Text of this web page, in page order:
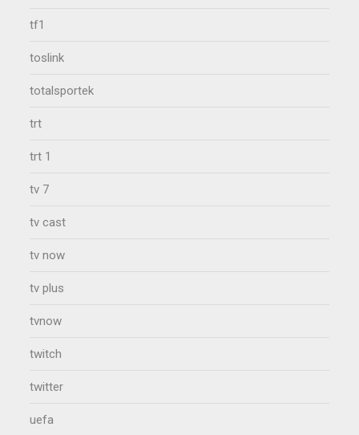
tf1
toslink
totalsportek
trt
trt 1
tv 7
tv cast
tv now
tv plus
tvnow
twitch
twitter
uefa